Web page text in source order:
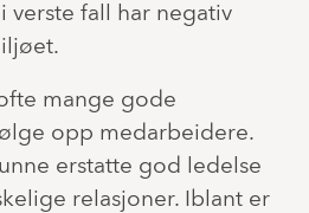
verste fall har negativ
mange gode
opp medarbeidere.
erstatte god ledelse
relasjoner. Iblant er